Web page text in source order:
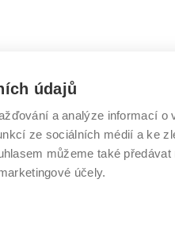
UČENÍ TECHNICKÉ
548/1
00 Brno
www.vut.cz
údajů
a analýze informací o
ze sociálních médií a ke
můžeme také
účely.